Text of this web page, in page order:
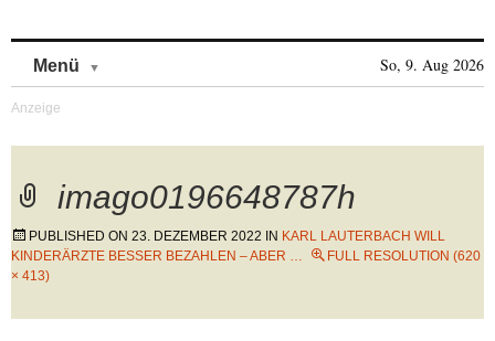
Menü So, 9. Aug 2026
imago0196648787h
PUBLISHED ON 23. DEZEMBER 2022 IN KARL LAUTERBACH WILL
KINDERÄRZTE BESSER BEZAHLEN – ABER …
FULL RESOLUTION (620
× 413)